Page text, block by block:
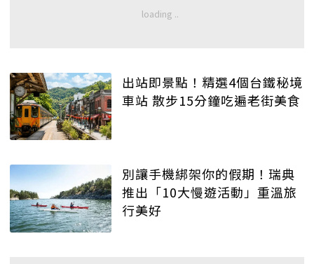
出站即景點！精選4個台鐵秘境
車站 散步15分鐘吃遍老街美食
別讓手機綁架你的假期！瑞典
推出「10大慢遊活動」重溫旅
行美好